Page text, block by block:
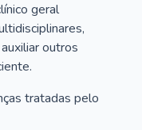
geral
outros
tratadas pelo